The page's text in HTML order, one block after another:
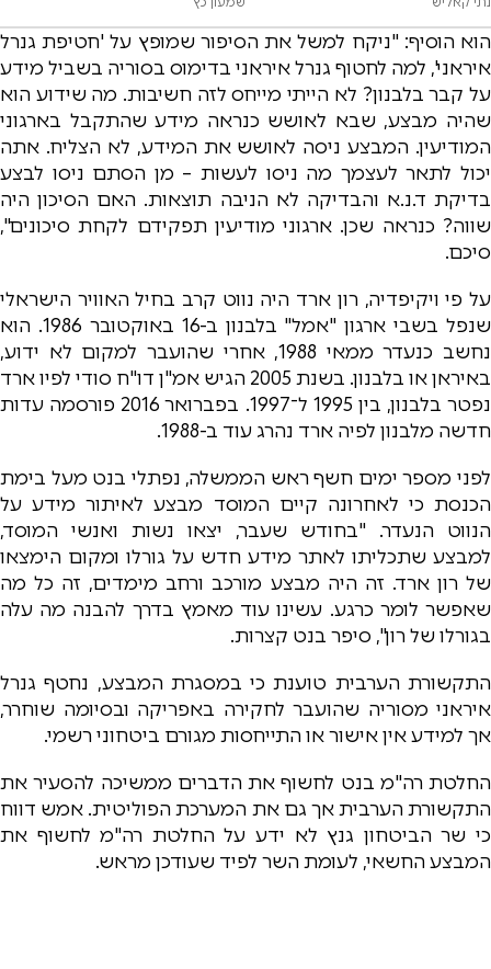
הוא הוסיף: "ניקח למשל את הסיפור שמופץ על 'חטיפת גנרל
איראני', למה לחטוף גנרל איראני בדימוס בסוריה בשביל מידע
על קבר בלבנון? לא הייתי מייחס לזה חשיבות. מה שידוע הוא
שהיה מבצע, שבא לאושש כנראה מידע שהתקבל בארגוני
המודיעין. המבצע ניסה לאושש את המידע, לא הצליח. אתה
יכול לתאר לעצמך מה ניסו לעשות – מן הסתם ניסו לבצע
בדיקת ד.נ.א והבדיקה לא הניבה תוצאות. האם הסיכון היה
שווה? כנראה שכן. ארגוני מודיעין תפקידם לקחת סיכונים",
סיכם.
על פי ויקיפדיה, רון ארד היה נווט קרב בחיל האוויר הישראלי
שנפל בשבי ארגון "אמל" בלבנון ב-16 באוקטובר 1986. הוא
נחשב כנעדר ממאי 1988, אחרי שהועבר למקום לא ידוע,
באיראן או בלבנון. בשנת 2005 הגיש אמ"ן דו"ח סודי לפיו ארד
נפטר בלבנון, בין 1995 ל־1997. בפברואר 2016 פורסמה עדות
חדשה מלבנון לפיה ארד נהרג עוד ב-1988.
לפני מספר ימים חשף ראש הממשלה, נפתלי בנט מעל בימת
הכנסת כי לאחרונה קיים המוסד מבצע לאיתור מידע על
הנווט הנעדר. "בחודש שעבר, יצאו נשות ואנשי המוסד,
למבצע שתכליתו לאתר מידע חדש על גורלו ומקום הימצאו
של רון ארד. זה היה מבצע מורכב ורחב מימדים, זה כל מה
שאפשר לומר כרגע. עשינו עוד מאמץ בדרך להבנה מה עלה
בגורלו של רון", סיפר בנט קצרות.
התקשורת הערבית טוענת כי במסגרת המבצע, נחטף גנרל
איראני מסוריה שהועבר לחקירה באפריקה ובסיומה שוחרר,
אך למידע אין אישור או התייחסות מגורם ביטחוני רשמי.
החלטת רה"מ בנט לחשוף את הדברים ממשיכה להסעיר את
התקשורת הערבית אך גם את המערכת הפוליטית. אמש דווח
כי שר הביטחון גנץ לא ידע על החלטת רה"מ לחשוף את
המבצע החשאי, לעומת השר לפיד שעודכן מראש.